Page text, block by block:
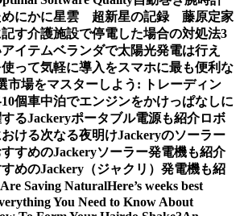
にかに星雲 超新星の記録 藤原定家
す介護施設で停電した場合の対処法3
イテムベランダで太陽光発電は行え
って気軽に導入をスマホに最も便利な
市場をマスターしよう: トレーディン
個車中泊でエンジンをかけっぱなしに
るJackeryポータブル電源も紹介ロボ
ける次なる夜明けJackeryのソーラー
すめのJackeryソーラー発電機も紹介
めのJackery（ジャクリ）発電機も紹
Saving NaturalHere’s weeks best
You Need to Know About